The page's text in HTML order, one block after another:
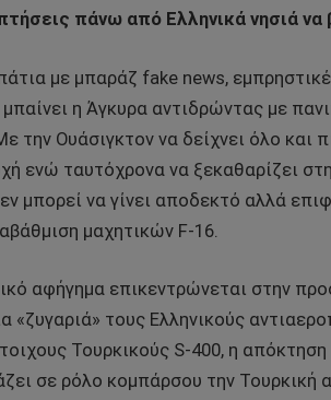
πάνω από Ελληνικά νησιά
με μπαράζ fake news,
μπαίνει η Άγκυρα αντιδρώντας με
την Ουάσιγκτον να δείχνει όλο
ενώ ταυτόχρονα να ξεκαθαρίζει
μπορεί να γίνει αποδεκτό αλλά
μαχητικών F-16.
αφήγημα επικεντρώνεται στην
«ζυγαριά» τους Ελληνικούς
Τουρκικούς S-400, η
σε ρόλο κομπάρσου την